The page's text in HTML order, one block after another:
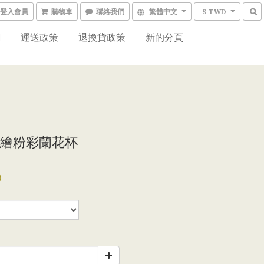
登入會員 購物車 聯絡我們 繁體中文 $ TWD
運送政策 退換貨政策 新的分頁
粉彩蘭花杯